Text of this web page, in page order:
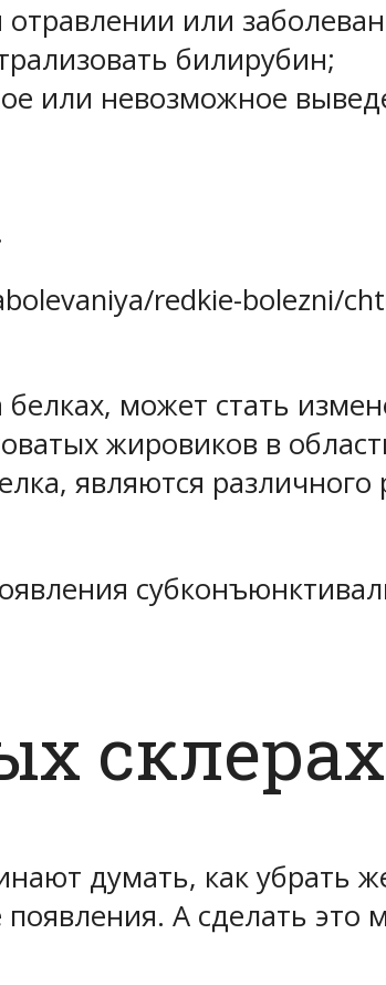
или
билирубин;
или невозможное
redkie-bolezni/
может стать
жировиков в
являются различного
думать, как убрать
А сделать это